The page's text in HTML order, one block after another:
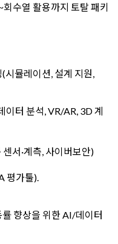
수열 활용까지 토탈 패키
뮬레이션, 설계 지원,
이터 분석, VR/AR, 3D 계
서·계측, 사이버보안)
평가툴).
향상을 위한 AI/데이터